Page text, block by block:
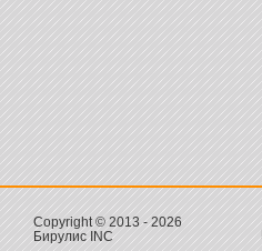
Copyright © 2013 - 2026
Бирулис INC